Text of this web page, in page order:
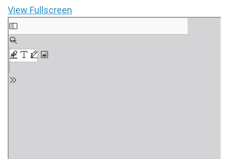
View Fullscreen
Saltar
al
contenido
del
PDF